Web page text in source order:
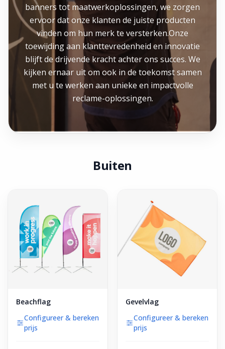
banners tot maatwerkoplossingen, we zorgen
ervoor dat onze klanten de juiste producten
vinden om hun merk te versterken.Onze
toewijding aan klanttevredenheid en innovatie
blijft de drijvende kracht achter ons succes. We
kijken ernaar uit om ook in de toekomst samen
met u te werken aan unieke en impactvolle
reclame-oplossingen.
Buiten
Beachflag
Configureer & bereken
prijs
Gevelvlag
Configureer & bereken
prijs